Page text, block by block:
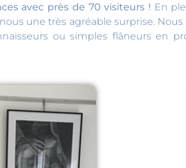
avec près de 70 visiteurs ! En
une très agréable surprise.
ou simples flâneurs en